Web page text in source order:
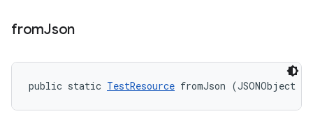
fromJson
public static TestResource fromJson (JSONObject